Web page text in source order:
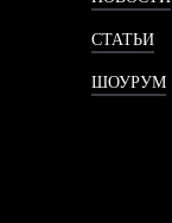
СТАТЬИ
ШОУРУМ